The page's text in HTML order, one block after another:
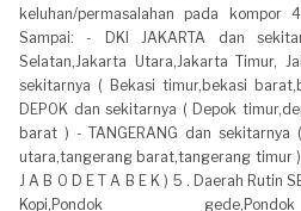
keluhan/permasalahan pada kompor
Sampai: - DKI JAKARTA dan
Selatan,Jakarta Utara,Jakarta Timur,
sekitarnya ( Bekasi timur,bekasi
DEPOK dan sekitarnya ( Depok
barat ) - TANGERANG dan sekitarnya
utara,tangerang barat,tangerang timur )
J A B O D E T A B E K ) 5 . Daerah Rutin
Kopi,Pondok